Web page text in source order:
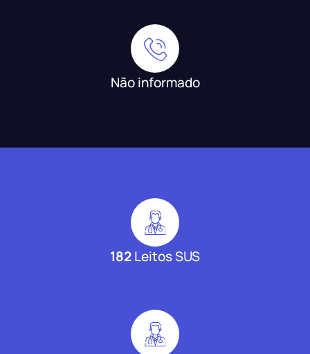
Não informado
182Leitos SUS